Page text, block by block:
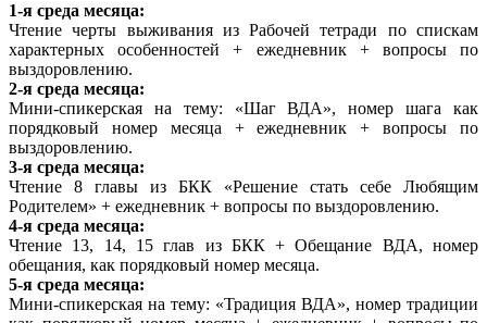
1-я среда месяца:
Чтение черты выживания из Рабочей тетради по спискам
характерных особенностей + ежедневник + вопросы по
выздоровлению.
2-я среда месяца:
Мини-спикерская на тему: «Шаг ВДА», номер шага как
порядковый номер месяца + ежедневник + вопросы по
выздоровлению.
3-я среда месяца:
Чтение 8 главы из БКК «Решение стать себе Любящим
Родителем» + ежедневник + вопросы по выздоровлению.
4-я среда месяца:
Чтение 13, 14, 15 глав из БКК + Обещание ВДА, номер
обещания, как порядковый номер месяца.
5-я среда месяца:
Мини-спикерская на тему: «Традиция ВДА», номер традиции